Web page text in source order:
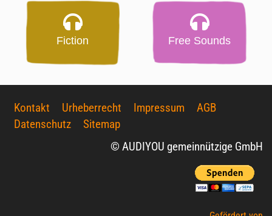
Fiction Free Sounds
Kontakt Urheberrecht Impressum
AGB
Datenschutz
Sitemap
© AUDIYOU gemeinnützige GmbH